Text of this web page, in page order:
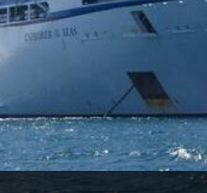
όλο το χρόνο